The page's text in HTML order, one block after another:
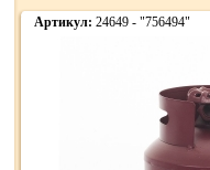
Артикул: 24649 - "756494"